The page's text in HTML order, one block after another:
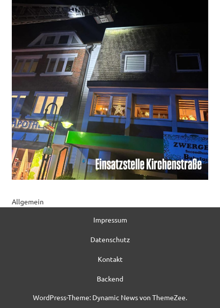
Allgemein
Impressum
Datenschutz
Kontakt
Backend
WordPress-Theme: Dynamic News von ThemeZee.